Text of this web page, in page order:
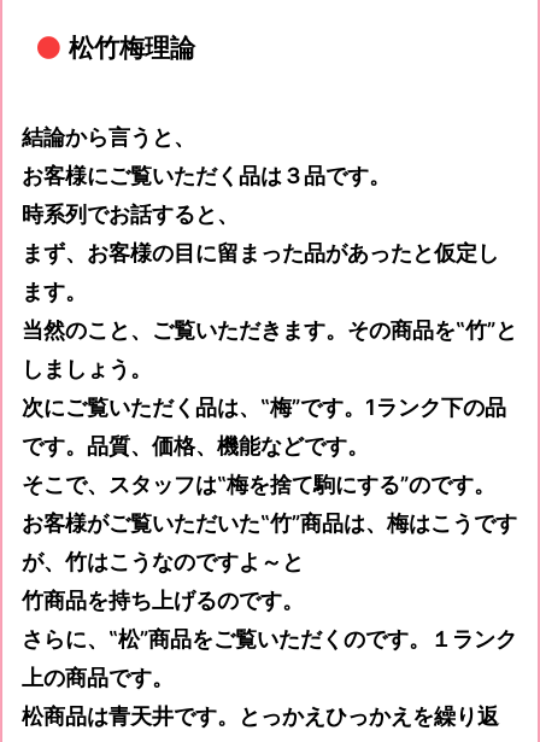
松竹梅理論
結論から言うと、
お客様にご覧いただく品は３品です。
時系列でお話すると、
まず、お客様の目に留まった品があったと仮定し
ます。
当然のこと、ご覧いただきます。その商品を‟竹”と
しましょう。
次にご覧いただく品は、‟梅”です。1ランク下の品
です。品質、価格、機能などです。
そこで、スタッフは‟梅を捨て駒にする”のです。
お客様がご覧いただいた‟竹”商品は、梅はこうです
が、竹はこうなのですよ～と
竹商品を持ち上げるのです。
さらに、‟松”商品をご覧いただくのです。１ランク
上の商品です。
松商品は青天井です。とっかえひっかえを繰り返